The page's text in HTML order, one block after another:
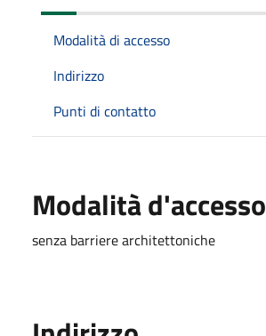
Modalità di accesso
Indirizzo
Punti di contatto
Modalità d'accesso
senza barriere architettoniche